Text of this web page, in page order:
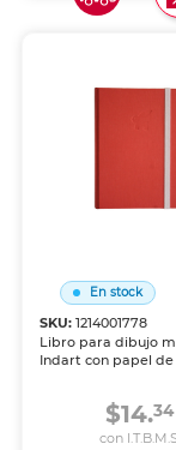
En stock
SKU:1214001778
Libro para dibujo
Indart con papel
profesional para
estudiantes.
$14.34
con I.T.B.M.S